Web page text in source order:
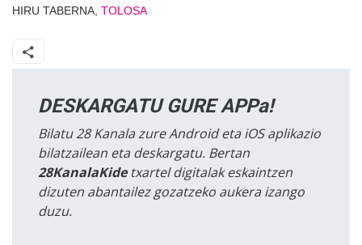
HIRU TABERNA, TOLOSA
DESKARGATU GURE APPa!
Bilatu 28 Kanala zure Android eta iOS aplikazio
bilatzailean eta deskargatu. Bertan
28KanalaKidetxartel digitalak eskaintzen
dizuten abantailez gozatzeko aukera izango
duzu.